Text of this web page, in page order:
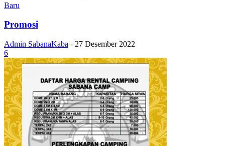
Baru
Promosi
Admin SabanaKaba - 27 Desember 2022
6